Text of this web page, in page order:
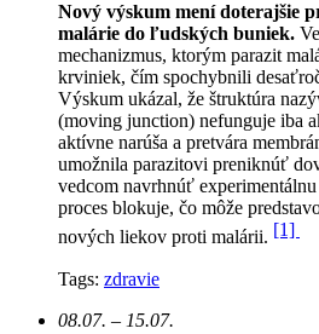
Nový výskum mení doterajšie
malárie do ľudských buniek.
mechanizmus, ktorým parazit
krviniek, čím spochybnili
Výskum ukázal, že štruktúra
(moving junction) nefunguje iba
aktívne narúša a pretvára
umožnila parazitovi preniknúť
vedcom navrhnúť
proces blokuje, čo môže
nových liekov proti malárii. [1]
Tags: zdravie
08.07. – 15.07.